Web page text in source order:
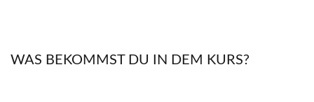
WAS BEKOMMST DU IN DEM KURS?